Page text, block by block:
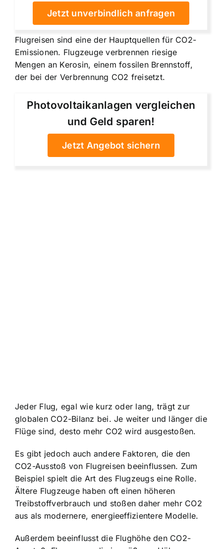
Jetzt unverbindlich anfragen
Flugreisen sind eine der Hauptquellen für CO2-
Emissionen. Flugzeuge verbrennen riesige
Mengen an Kerosin, einem fossilen Brennstoff,
der bei der Verbrennung CO2 freisetzt.
Photovoltaikanlagen vergleichen
und Geld sparen!
Jetzt Angebot sichern
Jeder Flug, egal wie kurz oder lang, trägt zur
globalen CO2-Bilanz bei. Je weiter und länger die
Flüge sind, desto mehr CO2 wird ausgestoßen.
Es gibt jedoch auch andere Faktoren, die den
CO2-Ausstoß von Flugreisen beeinflussen. Zum
Beispiel spielt die Art des Flugzeugs eine Rolle.
Ältere Flugzeuge haben oft einen höheren
Treibstoffverbrauch und stoßen daher mehr CO2
aus als modernere, energieeffizientere Modelle.
Außerdem beeinflusst die Flughöhe den CO2-